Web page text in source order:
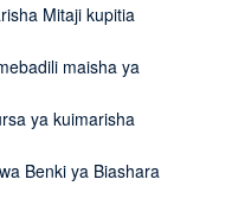
Mitaji kupitia
maisha ya
ya kuimarisha
Benki ya Biashara